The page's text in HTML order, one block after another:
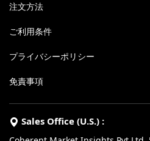
注文方法
ご利用条件
プライバシーポリシー
免責事項
Sales Office (U.S.) :